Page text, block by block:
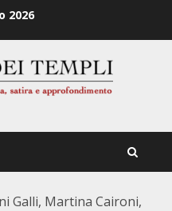
2026
Galli, Martina Caironi,